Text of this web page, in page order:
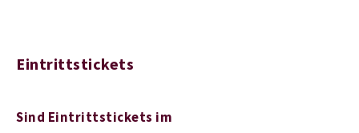
Eintrittstickets
Sind Eintrittstickets im